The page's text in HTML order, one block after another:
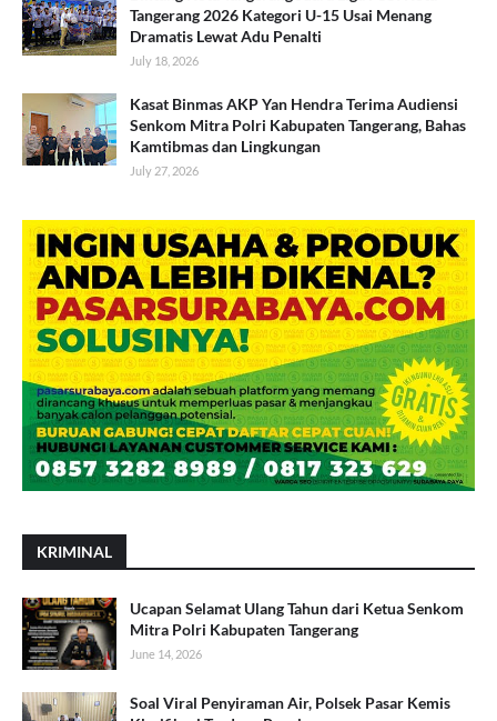
Tangerang 2026 Kategori U-15 Usai Menang
Dramatis Lewat Adu Penalti
July 18, 2026
Kasat Binmas AKP Yan Hendra Terima Audiensi
Senkom Mitra Polri Kabupaten Tangerang, Bahas
Kamtibmas dan Lingkungan
July 27, 2026
KRIMINAL
Ucapan Selamat Ulang Tahun dari Ketua Senkom
Mitra Polri Kabupaten Tangerang
June 14, 2026
Soal Viral Penyiraman Air, Polsek Pasar Kemis